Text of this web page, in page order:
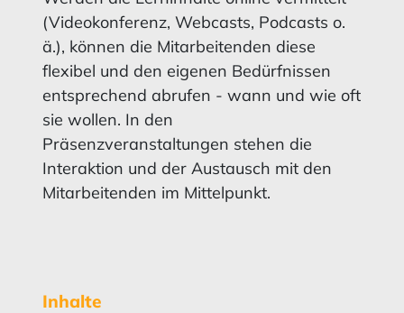
(Videokonferenz, Webcasts, Podcasts o.
ä.), können die Mitarbeitenden diese
flexibel und den eigenen Bedürfnissen
entsprechend abrufen - wann und wie oft
sie wollen. In den
Präsenzveranstaltungen stehen die
Interaktion und der Austausch mit den
Mitarbeitenden im Mittelpunkt.
Inhalte